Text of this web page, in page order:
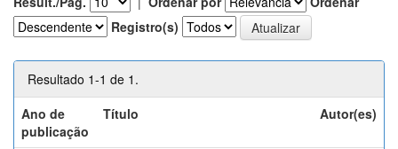
Registro(s)
Resultado 1-1 de 1.
Ano de
publicação
Título Autor(es)